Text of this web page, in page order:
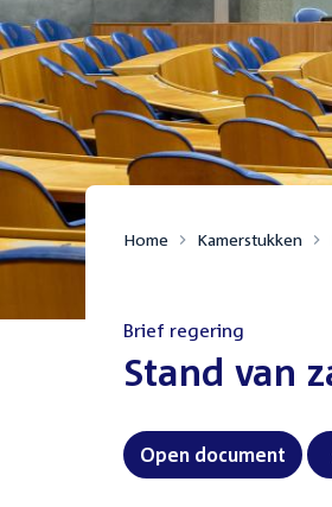
Home Kamerstukken
Brief regering
:Stand van
Open document